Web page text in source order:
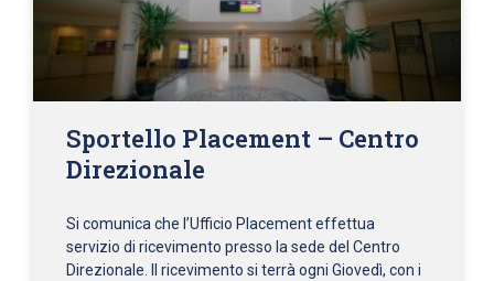
Sportello Placement – Centro
Direzionale
Si comunica che l’Ufficio Placement effettua
servizio di ricevimento presso la sede del Centro
Direzionale. Il ricevimento si terrà ogni Giovedì, con i